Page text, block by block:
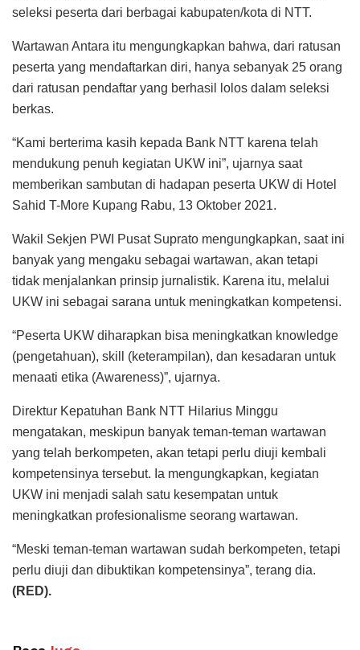
seleksi peserta dari berbagai kabupaten/kota di NTT.
Wartawan Antara itu mengungkapkan bahwa, dari ratusan
peserta yang mendaftarkan diri, hanya sebanyak 25 orang
dari ratusan pendaftar yang berhasil lolos dalam seleksi
berkas.
“Kami berterima kasih kepada Bank NTT karena telah
mendukung penuh kegiatan UKW ini”, ujarnya saat
memberikan sambutan di hadapan peserta UKW di Hotel
Sahid T-More Kupang Rabu, 13 Oktober 2021.
Wakil Sekjen PWI Pusat Suprato mengungkapkan, saat ini
banyak yang mengaku sebagai wartawan, akan tetapi
tidak menjalankan prinsip jurnalistik. Karena itu, melalui
UKW ini sebagai sarana untuk meningkatkan kompetensi.
“Peserta UKW diharapkan bisa meningkatkan knowledge
(pengetahuan), skill (keterampilan), dan kesadaran untuk
menaati etika (Awareness)”, ujarnya.
Direktur Kepatuhan Bank NTT Hilarius Minggu
mengatakan, meskipun banyak teman-teman wartawan
yang telah berkompeten, akan tetapi perlu diuji kembali
kompetensinya tersebut. Ia mengungkapkan, kegiatan
UKW ini menjadi salah satu kesempatan untuk
meningkatkan profesionalisme seorang wartawan.
“Meski teman-teman wartawan sudah berkompeten, tetapi
perlu diuji dan dibuktikan kompetensinya”, terang dia.
(RED).